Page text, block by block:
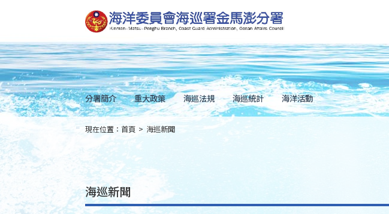
到
主
要
內
容
Skip
to
main
content
分署簡介 重大政策 海巡法規 海巡統計 海洋活動
::: 現在位置： 首頁 > 海巡新聞
海巡新聞